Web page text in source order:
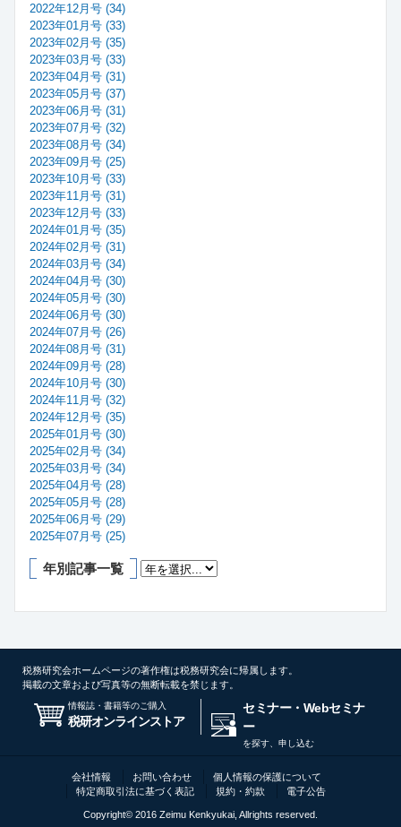
2022年12月号 (34)
2023年01月号 (33)
2023年02月号 (35)
2023年03月号 (33)
2023年04月号 (31)
2023年05月号 (37)
2023年06月号 (31)
2023年07月号 (32)
2023年08月号 (34)
2023年09月号 (25)
2023年10月号 (33)
2023年11月号 (31)
2023年12月号 (33)
2024年01月号 (35)
2024年02月号 (31)
2024年03月号 (34)
2024年04月号 (30)
2024年05月号 (30)
2024年06月号 (30)
2024年07月号 (26)
2024年08月号 (31)
2024年09月号 (28)
2024年10月号 (30)
2024年11月号 (32)
2024年12月号 (35)
2025年01月号 (30)
2025年02月号 (34)
2025年03月号 (34)
2025年04月号 (28)
2025年05月号 (28)
2025年06月号 (29)
2025年07月号 (25)
年別記事一覧
税務研究会ホームページの著作権は税務研究会に帰属します。
掲載の文章および写真等の無断転載を禁じます。
情報誌・書籍等のご購入
税研オンラインストア
セミナー・Webセミナ
ー
を探す、申し込む
会社情報 お問い合わせ
個人情報の保護について
特定商取引法に基づく表記
規約・約款 電子公告
Copyright© 2016 Zeimu Kenkyukai, Allrights reserved.